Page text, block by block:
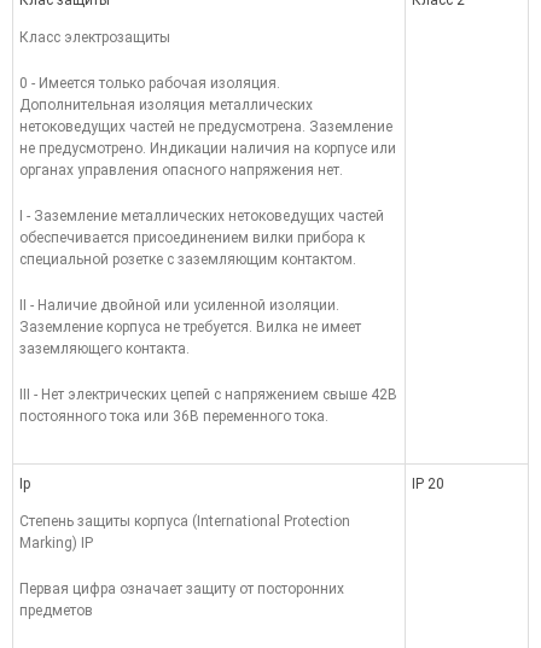
Класс электрозащиты
0 - Имеется только рабочая изоляция.
Дополнительная изоляция металлических
нетоковедущих частей не предусмотрена. Заземление
не предусмотрено. Индикации наличия на корпусе или
органах управления опасного напряжения нет.
I - Заземление металлических нетоковедущих частей
обеспечивается присоединением вилки прибора к
специальной розетке с заземляющим контактом.
II - Наличие двойной или усиленной изоляции.
Заземление корпуса не требуется. Вилка не имеет
заземляющего контакта.
III - Нет электрических цепей с напряжением свыше 42В
постоянного тока или 36В переменного тока.
Ip
Степень защиты корпуса (International Protection
Marking) IP
Первая цифра означает защиту от посторонних
предметов
IP 20